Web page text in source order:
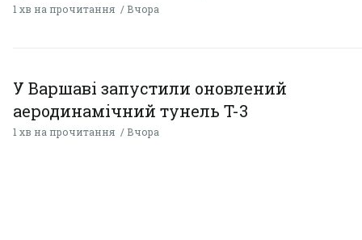
1 хв на прочитання Вчора
У Варшаві запустили оновлений
аеродинамічний тунель T-3
1 хв на прочитання Вчора